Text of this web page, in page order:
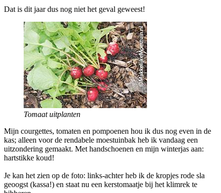
Dat is dit jaar dus nog niet het geval geweest!
Tomaat uitplanten
Mijn courgettes, tomaten en pompoenen hou ik dus nog even in de
kas; alleen voor de rendabele moestuinbak heb ik vandaag een
uitzondering gemaakt. Met handschoenen en mijn winterjas aan:
hartstikke koud!
Je kan het zien op de foto: links-achter heb ik de kropjes rode sla
geoogst (kassa!) en staat nu een kerstomaatje bij het klimrek te